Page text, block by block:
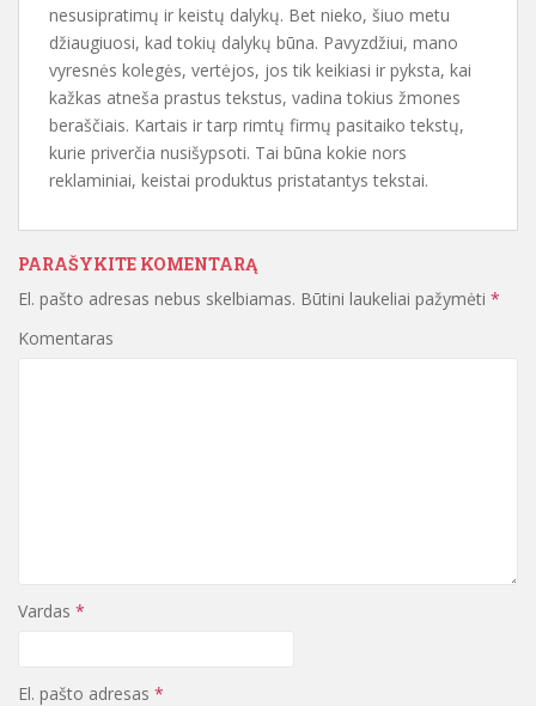
nesusipratimų ir keistų dalykų. Bet nieko, šiuo metu
džiaugiuosi, kad tokių dalykų būna. Pavyzdžiui, mano
vyresnės kolegės, vertėjos, jos tik keikiasi ir pyksta, kai
kažkas atneša prastus tekstus, vadina tokius žmones
beraščiais. Kartais ir tarp rimtų firmų pasitaiko tekstų,
kurie priverčia nusišypsoti. Tai būna kokie nors
reklaminiai, keistai produktus pristatantys tekstai.
PARAŠYKITE KOMENTARĄ
El. pašto adresas nebus skelbiamas. Būtini laukeliai pažymėti *
Komentaras
Vardas *
El. pašto adresas *